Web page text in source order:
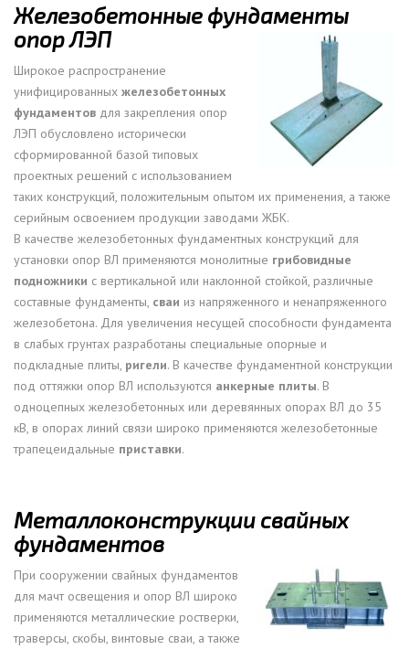
Железобетонные фундаменты
опор ЛЭП
Широкое распространение
унифицированных железобетонных
фундаментов для закрепления опор
ЛЭП обусловлено исторически
сформированной базой типовых
проектных решений с использованием
таких конструкций, положительным опытом их применения, а также
серийным освоением продукции заводами ЖБК.
В качестве железобетонных фундаментных конструкций для
установки опор ВЛ применяются монолитные грибовидные
подножники с вертикальной или наклонной стойкой, различные
составные фундаменты, сваи из напряженного и ненапряженного
железобетона. Для увеличения несущей способности фундамента
в слабых грунтах разработаны специальные опорные и
подкладные плиты, ригели. В качестве фундаментной конструкции
под оттяжки опор ВЛ используются анкерные плиты. В
одноцепных железобетонных или деревянных опорах ВЛ до 35
кВ, в опорах линий связи широко применяются железобетонные
трапецеидальные приставки.
Металлоконструкции свайных
фундаментов
При сооружении свайных фундаментов
для мачт освещения и опор ВЛ широко
применяются металлические ростверки,
траверсы, скобы, винтовые сваи, а также